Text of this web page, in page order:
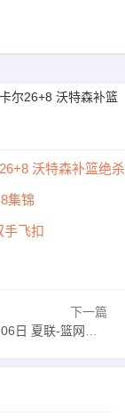
尔26+8 沃特森补篮
沃特森补篮绝杀
集锦
手飞扣
下一篇
雄鹿 汉姆里奇斯15+7 波士顿14分